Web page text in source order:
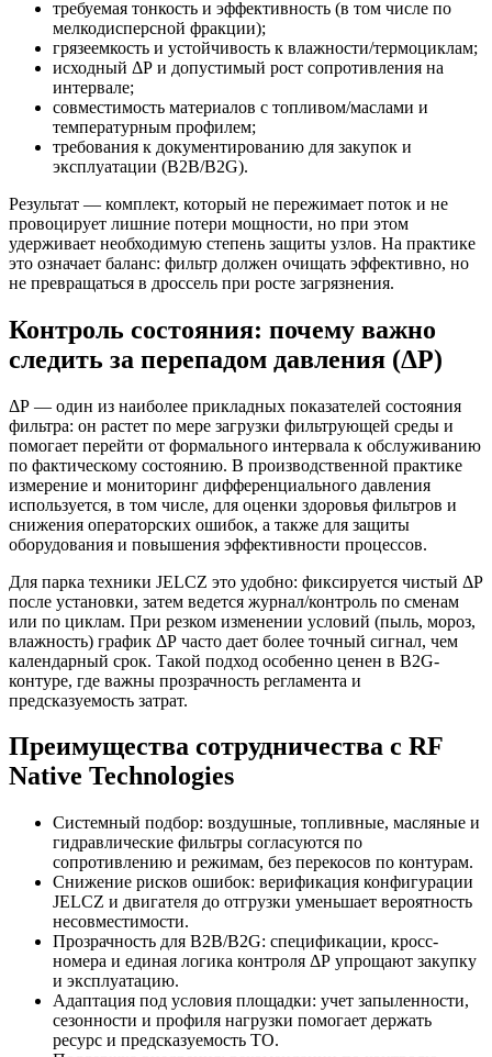
требуемая тонкость и эффективность (в том числе по
мелкодисперсной фракции);
грязеемкость и устойчивость к влажности/термоциклам;
исходный ΔР и допустимый рост сопротивления на
интервале;
совместимость материалов с топливом/маслами и
температурным профилем;
требования к документированию для закупок и
эксплуатации (B2B/B2G).
Результат — комплект, который не пережимает поток и не
провоцирует лишние потери мощности, но при этом
удерживает необходимую степень защиты узлов. На практике
это означает баланс: фильтр должен очищать эффективно, но
не превращаться в дроссель при росте загрязнения.
Контроль состояния: почему важно
следить за перепадом давления (ΔР)
ΔР — один из наиболее прикладных показателей состояния
фильтра: он растет по мере загрузки фильтрующей среды и
помогает перейти от формального интервала к обслуживанию
по фактическому состоянию. В производственной практике
измерение и мониторинг дифференциального давления
используется, в том числе, для оценки здоровья фильтров и
снижения операторских ошибок, а также для защиты
оборудования и повышения эффективности процессов.
Для парка техники JELCZ это удобно: фиксируется чистый ΔР
после установки, затем ведется журнал/контроль по сменам
или по циклам. При резком изменении условий (пыль, мороз,
влажность) график ΔР часто дает более точный сигнал, чем
календарный срок. Такой подход особенно ценен в B2G-
контуре, где важны прозрачность регламента и
предсказуемость затрат.
Преимущества сотрудничества с RF
Native Technologies
Системный подбор: воздушные, топливные, масляные и
гидравлические фильтры согласуются по
сопротивлению и режимам, без перекосов по контурам.
Снижение рисков ошибок: верификация конфигурации
JELCZ и двигателя до отгрузки уменьшает вероятность
несовместимости.
Прозрачность для B2B/B2G: спецификации, кросс-
номера и единая логика контроля ΔР упрощают закупку
и эксплуатацию.
Адаптация под условия площадки: учет запыленности,
сезонности и профиля нагрузки помогает держать
ресурс и предсказуемость ТО.